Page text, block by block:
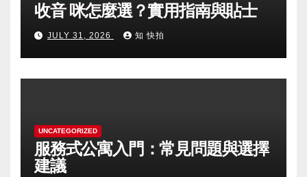
收音 咪怎麼選？實用指南與貼士
JULY 31, 2026 知 快拍
UNCATEGORIZED
服務式公寓入門：常見問題與選擇
建議